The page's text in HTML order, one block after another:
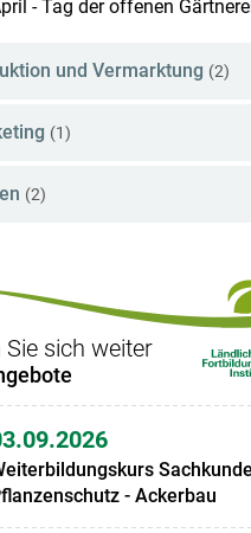
- Tag der offenen
und Vermarktung (2)
(1)
(2)
Sie sich weiter
Sachkunde
- Ackerbau